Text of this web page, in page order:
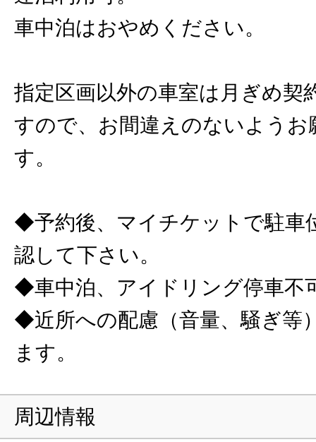
車中泊はおやめください。
指定区画以外の車室は月ぎめ契
すので、お間違えのないようお
す。
◆予約後、マイチケットで駐車
認して下さい。
◆車中泊、アイドリング停車不
◆近所への配慮（音量、騒ぎ等
ます。
周辺情報